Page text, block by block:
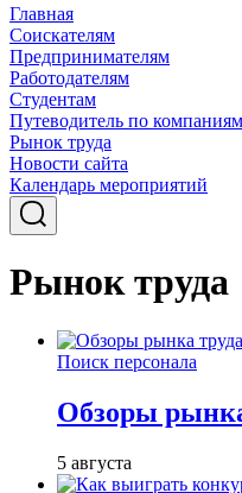
Главная
Соискателям
Предпринимателям
Работодателям
Студентам
Путеводитель по компаниям
Рынок труда
Новости сайта
Календарь мероприятий
Рынок труда
Поиск персонала
Обзоры
5 августа